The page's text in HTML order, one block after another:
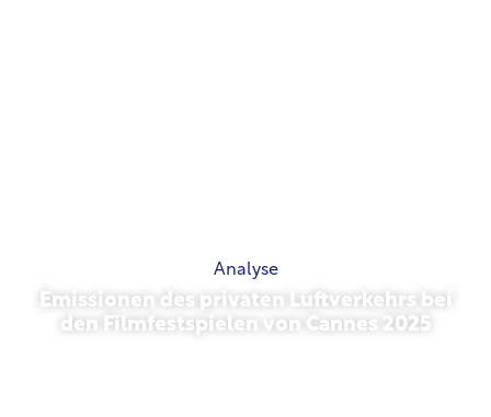
Analyse
Emissionen des privaten Luftverkehrs bei
den Filmfestspielen von Cannes 2025